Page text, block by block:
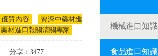
優質內容
資深中藥材進
材進口報關清關專家
分享：3477
機械進口知識
食品進口知識